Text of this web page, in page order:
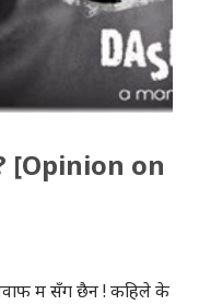
for bringing
directly send your
gajal to:
[Opinion on
जवाफ म सँग छैन ! कहिले के